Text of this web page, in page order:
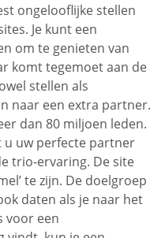
ongelooflijke stellen
Je kunt een
om te genieten van
komt tegemoet aan de
stellen als
naar een extra partner.
dan 80 miljoen leden.
u uw perfecte partner
trio-ervaring. De site
te zijn. De doelgroep
daten als je naar het
voor een